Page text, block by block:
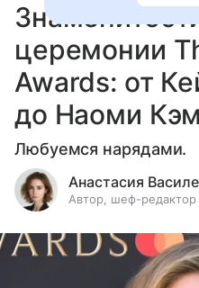
церемонии
Awards: от
до Наоми
Любуемся нарядами.
Анастасия
Автор, шеф-редактор